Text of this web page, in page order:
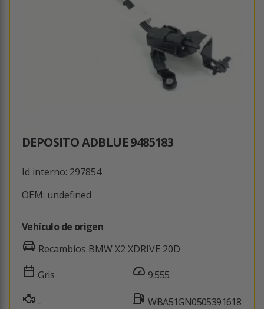
DEPOSITO ADBLUE 9485183
Id interno: 297854
OEM: undefined
Vehículo de origen
Recambios BMW X2 XDRIVE 20D
Gris
-
9.555
WBA51GN0505391618